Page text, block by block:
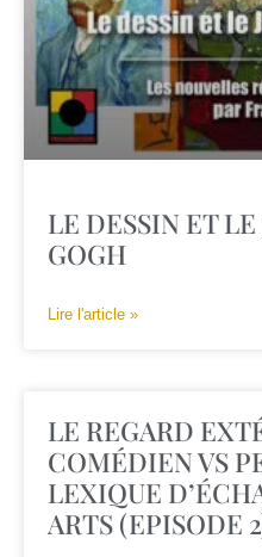
LE DESSIN ET
GOGH
Lire l'article »
LE REGARD
COMÉDIEN VS
LEXIQUE
ARTS (EPISODE